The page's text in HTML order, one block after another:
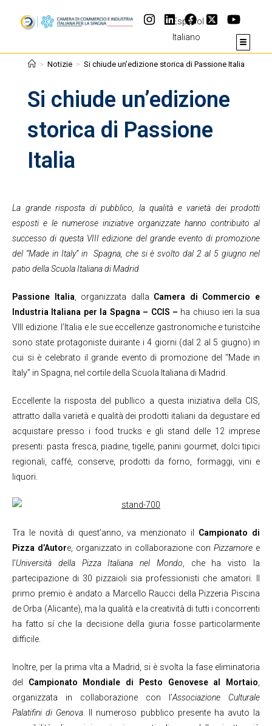
Español
Italiano
Si chiude un’edizione
storica di Passione
Italia
> Notizie > Si chiude un’edizione storica di Passione Italia
La grande risposta di pubblico, la qualità e varietà dei prodotti
esposti e le numerose iniziative organizzate hanno contribuito al
successo di questa VIII edizione del grande evento di promozione
del “Made in Italy” in Spagna, che si è svolto dal 2 al 5 giugno nel
patio della Scuola Italiana di Madrid
Passione Italia , organizzata dalla Camera di Commercio e
Industria Italiana per la Spagna – CCIS – ha chiuso ieri la sua
VIII edizione. l’Italia e le sue eccellenze gastronomiche e turistcihe
sono state protagoniste duirante i 4 giorni (dal 2 al 5 giugno) in
cui si è celebrato il grande evento di promozione del “Made in
Italy” in Spagna, nel cortile della Scuola Italiana di Madrid.
Eccellente la risposta del publlico a questa iniziativa della CIS,
attratto dalla varietà e qualità dei prodotti italiani da degustare ed
acquistare presso i food trucks e gli stand delle 12 imprese
presenti: pasta fresca, piadine, tigelle, panini gourmet, dolci tipici
regionali, caffé, conserve, prodotti da forno, formaggi, vini e
liquori.
Tra le novità di quest’anno, va menzionato il Campionato di
Pizza d’Autore, organizzato in collaborazione con Pizzamore e
l’Università della Pizza Italiana nel Mondo , che ha visto la
partecipazione di 30 pizzaioli sia professionisti che amatori. Il
primo premio è andato a Marcello Raucci della Pizzeria Piscina
de Orba (Alicante), ma la qualità e la creatività di tutti i concorrenti
ha fatto sí che la decisione della giuria fosse particolarmente
difficile.
Inoltre, per la prima vlta a Madrid, si è svolta la fase eliminatoria
del Campionato Mondiale di Pesto Genovese al Mortaio
organizzata in collaborazione con l’Associazione Culturale
Palatifini di Genova . Il numeroso pubblico presente ha avuto la